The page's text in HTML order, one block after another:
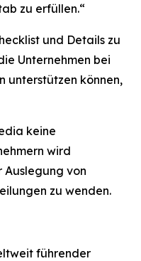
zu erfüllen.“
und Details zu
Unternehmen bei
unterstützen können,
keine
wird
Auslegung von
zu wenden.
führender